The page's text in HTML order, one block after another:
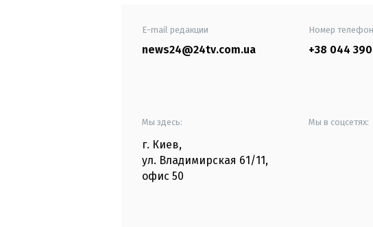
E-mail редакции
news24@24tv.com.ua
Номер
+38 044
Мы здесь:
г. Киев,
ул. Владимирская 61/11,
офис 50
Мы в соцсетях: